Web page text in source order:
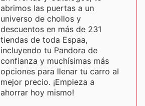
abrimos las puertas a un
universo de chollos y
descuentos en más de 231
tiendas de toda Espaa,
incluyendo tu Pandora de
confianza y muchísimas más
opciones para llenar tu carro al
mejor precio. ¡Empieza a
ahorrar hoy mismo!